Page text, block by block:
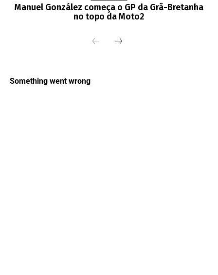
Manuel González começa o GP da Grã-Bretanha
no topo da Moto2